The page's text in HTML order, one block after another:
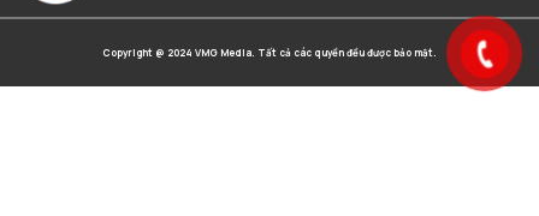
Copyright @ 2024 VMG Media. Tất cả các quyền đều được bảo mật.